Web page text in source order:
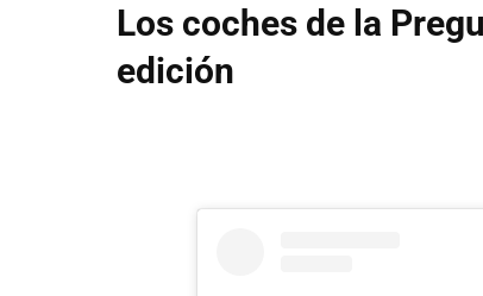
Los coches de la
edición